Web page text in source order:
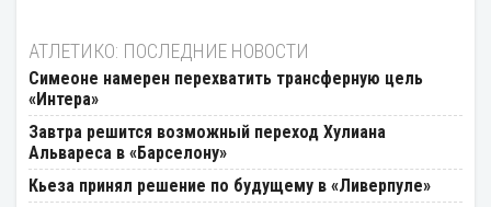
АТЛЕТИКО: ПОСЛЕДНИЕ НОВОСТИ
Симеоне намерен перехватить трансферную цель
«Интера»
Завтра решится возможный переход Хулиана
Альвареса в «Барселону»
Кьеза принял решение по будущему в «Ливерпуле»